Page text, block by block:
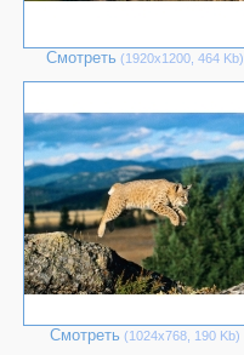
Смотреть (1920х1200, 464 Kb)
Смотреть (1024х768, 190 Kb)